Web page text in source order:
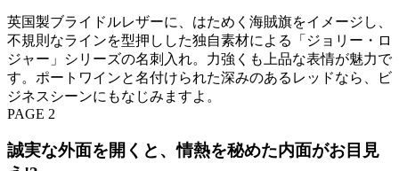
英国製ブライドルレザーに、はためく海賊旗をイメージし、
不規則なラインを型押しした独自素材による「ジョリー・ロ
ジャー」シリーズの名刺入れ。力強くも上品な表情が魅力で
す。ポートワインと名付けられた深みのあるレッドなら、ビ
ジネスシーンにもなじみますよ。
PAGE 2
誠実な外面を開くと、情熱を秘めた内面がお目見